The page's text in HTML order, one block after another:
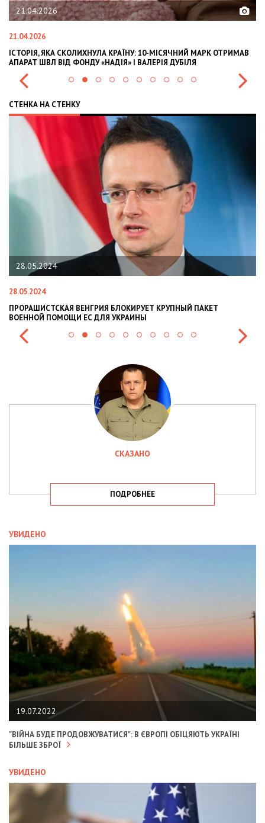
21.04.2026
21.04.2026
ІСТОРІЯ, ЯКА СКОЛИХНУЛА КРАЇНУ: 10-МІСЯЧНИЙ МАРК ОТРИМАВ
АПАРАТ ШВЛ ВІД ФОНДУ «НАДІЯ» І ВАЛЕРІЯ ДУБІЛЯ
СТЕНКА НА СТЕНКУ
28.05.2024
28.05.2024
ПРОРАШИСТСКАЯ ВЕНГРИЯ БЛОКИРУЕТ КРУПНЫЙ ПАКЕТ
ВОЕННОЙ ПОМОЩИ ЕС ДЛЯ УКРАИНЫ
СКАЗАНО
ПОДРОБНЕЕ
УВИДЕНО
19.07.2022
"ВІЙНА БУДЕ ПРОДОВЖУВАТИСЯ": В ЄВРОПІ ОБІЦЯЮТЬ УКРАЇНІ
БІЛЬШЕ ЗБРОЇ
УВИДЕНО